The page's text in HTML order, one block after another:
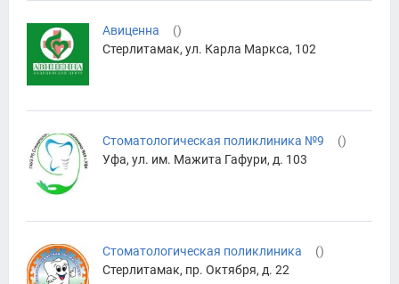
Авиценна ()
Стерлитамак, ул. Карла Маркса, 102
Стоматологическая поликлиника №9 ()
Уфа, ул. им. Мажита Гафури, д. 103
Стоматологическая поликлиника ()
Стерлитамак, пр. Октября, д. 22